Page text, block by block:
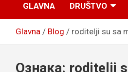
GLAVNA DRUŠTVO
Glavna Blog roditelji su sa
Ознака: roditelji